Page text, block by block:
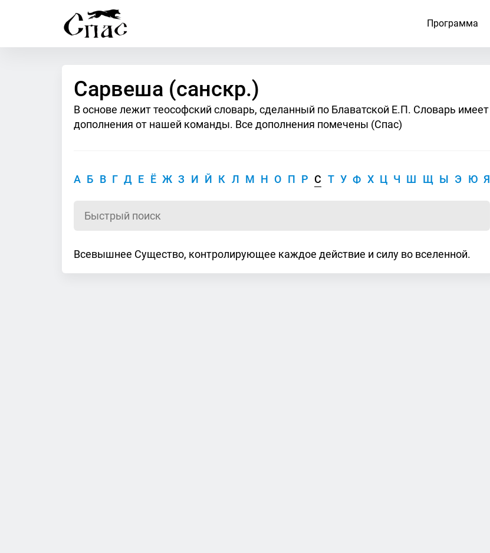
Программа
Сарвеша (санскр.)
В основе лежит теософский словарь, сделанный по Блаватской Е.П. Словарь имеет
дополнения от нашей команды. Все дополнения помечены (Спас)
А Б В Г Д Е Ё Ж З И Й К Л М Н О П Р С Т У Ф Х Ц Ч Ш Щ Ы Э Ю Я
Всевышнее Существо, контролирующее каждое действие и силу во вселенной.